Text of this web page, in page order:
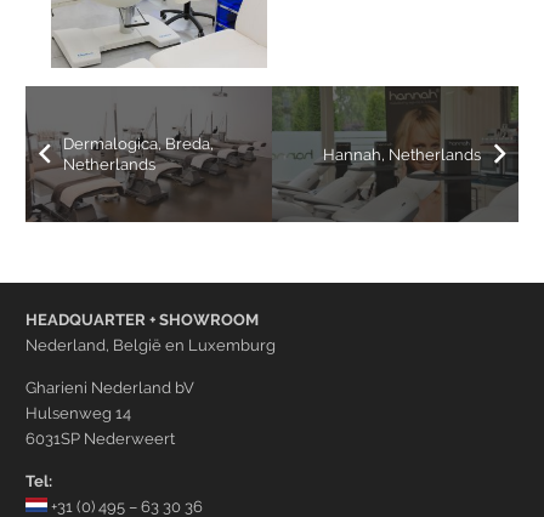
Dermalogica, Breda,
Netherlands
Hannah, Netherlands
HEADQUARTER + SHOWROOM
Nederland, België en Luxemburg
Gharieni Nederland bV
Hulsenweg 14
6031SP Nederweert
Tel:
+31 (0) 495 – 63 30 36